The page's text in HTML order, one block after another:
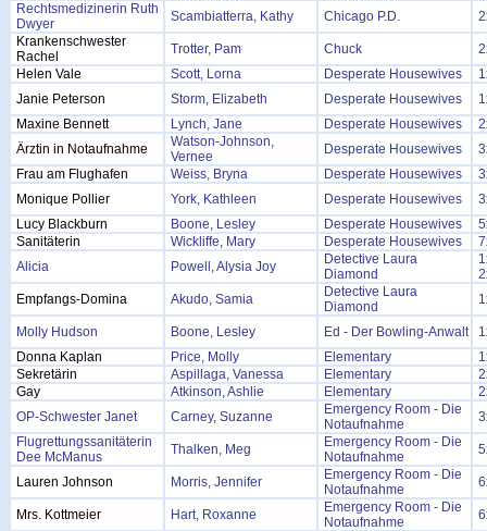
Rechtsmedizinerin Ruth
Dwyer
Scambiatterra, Kathy Chicago P.D.
Krankenschwester
Rachel
Trotter, Pam Chuck
Helen Vale
Scott, Lorna Desperate Housewives
Janie Peterson
Storm, Elizabeth Desperate Housewives
Maxine Bennett
Lynch, Jane Desperate Housewives
Ärztin in Notaufnahme
Watson-Johnson,
Vernee
Desperate Housewives
Frau am Flughafen
Weiss, Bryna Desperate Housewives
Monique Pollier
York, Kathleen Desperate Housewives
Lucy Blackburn
Boone, Lesley Desperate Housewives
Sanitäterin
Wickliffe, Mary Desperate Housewives
Alicia
Powell, Alysia Joy
Detective Laura
Diamond
Empfangs-Domina
Akudo, Samia
Detective Laura
Diamond
Molly Hudson Boone, Lesley Ed - Der Bowling-Anwalt
Donna Kaplan
Price, Molly Elementary
Sekretärin
Aspillaga, Vanessa Elementary
Gay
Atkinson, Ashlie Elementary
OP-Schwester Janet
Carney, Suzanne
Emergency Room - Die
Notaufnahme
Flugrettungssanitäterin
Dee McManus
Thalken, Meg
Emergency Room - Die
Notaufnahme
Lauren Johnson Morris, Jennifer
Emergency Room - Die
Notaufnahme
Mrs. Kottmeier Hart, Roxanne
Emergency Room - Die
Notaufnahme